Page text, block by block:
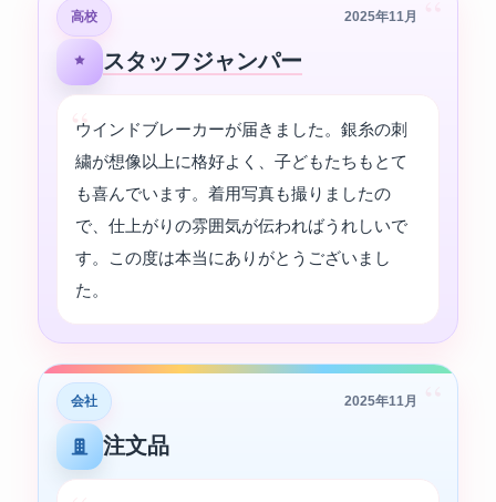
高校 2025年11月
スタッフジャンパー
ウインドブレーカーが届きました。銀糸の刺
繍が想像以上に格好よく、子どもたちもとて
も喜んでいます。着用写真も撮りましたの
で、仕上がりの雰囲気が伝わればうれしいで
す。この度は本当にありがとうございまし
た。
会社 2025年11月
注文品